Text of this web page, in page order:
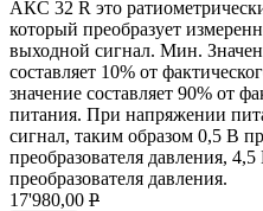
АКС 32 R это
который преобразует
выходной сигнал. Мин.
составляет 10% от
значение составляет 90% от
питания. При напряжении
сигнал, таким образом 0,5 В
преобразователя давления,
преобразователя давления.
17'980,00 P